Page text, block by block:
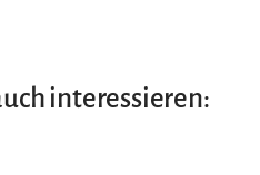
interessieren: